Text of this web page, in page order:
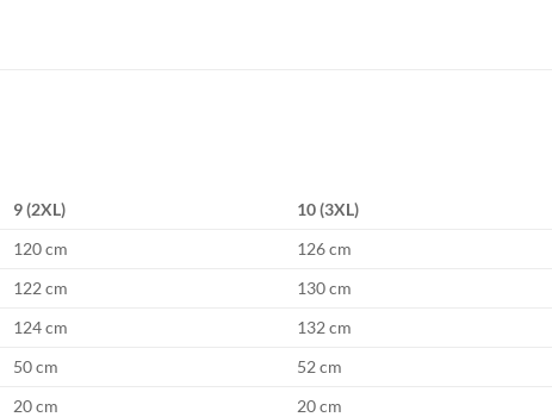
9 (2XL) 10 (3XL)
120 cm 126 cm
122 cm 130 cm
124 cm 132 cm
50 cm 52 cm
20 cm 20 cm